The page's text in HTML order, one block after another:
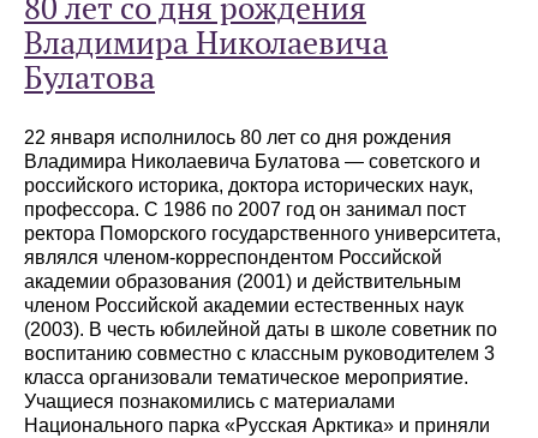
Владимира Николаевича
Булатова
22 января исполнилось 80 лет со дня рождения
Владимира Николаевича Булатова — советского и
российского историка, доктора исторических наук,
профессора. С 1986 по 2007 год он занимал пост
ректора Поморского государственного университета,
являлся членом-корреспондентом Российской
академии образования (2001) и действительным
членом Российской академии естественных наук
(2003). В честь юбилейной даты в школе советник по
воспитанию совместно с классным руководителем 3
класса организовали тематическое мероприятие.
Учащиеся познакомились с материалами
Национального парка «Русская Арктика» и приняли